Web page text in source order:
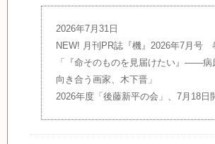
2026年7月31日
NEW! 月刊PR誌『機』2026年7月号
「『命そのものを見届けたい』――病
向き合う画家、木下晋」
2026年度「後藤新平の会」、7月18日